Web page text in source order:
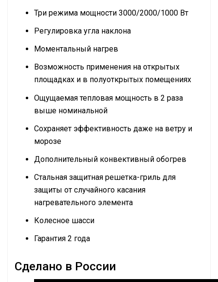
Три режима мощности 3000/2000/1000 Вт
Регулировка угла наклона
Моментальный нагрев
Возможность применения на открытых
площадках и в полуоткрытых помещениях
Ощущаемая тепловая мощность в 2 раза
выше номинальной
Сохраняет эффективность даже на ветру и
морозе
Дополнительный конвективный обогрев
Стальная защитная решетка-гриль для
защиты от случайного касания
нагревательного элемента
Колесное шасси
Гарантия 2 года
Сделано в России